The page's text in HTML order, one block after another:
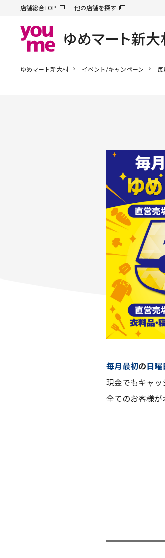
店舗総合TOP 他の店舗を探す
ゆめマート新大村 イベント/キャンペーン 毎
毎月最初の 日曜
現金でもキャッ
全てのお客様が